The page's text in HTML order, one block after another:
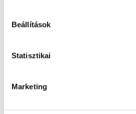
Beállítások
Statisztikai
Marketing